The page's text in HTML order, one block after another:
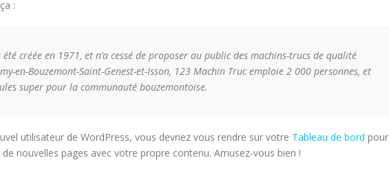
:
créée en 1971, et n’a cessé de proposer au public des machins-trucs de qualité
en-Bouzemont-Saint-Genest-et-Isson, 123 Machin Truc emploie 2 000 personnes, et
super pour la communauté bouzemontoise.
utilisateur de WordPress, vous devriez vous rendre sur votre Tableau de bord pour
nouvelles pages avec votre propre contenu. Amusez-vous bien !